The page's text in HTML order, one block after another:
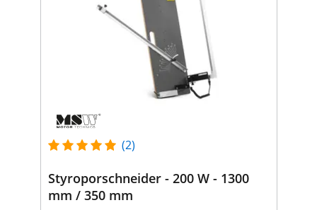
(2)
Styroporschneider - 200 W - 1300
mm / 350 mm